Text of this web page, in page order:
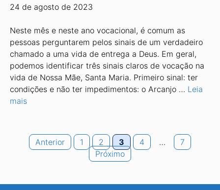
24 de agosto de 2023
Neste mês e neste ano vocacional, é comum as
pessoas perguntarem pelos sinais de um verdadeiro
chamado a uma vida de entrega a Deus. Em geral,
podemos identificar três sinais claros de vocação na
vida de Nossa Mãe, Santa Maria. Primeiro sinal: ter
condições e não ter impedimentos: o Arcanjo … Leia
mais
Anterior Page
1 Page
2 Page
3 Page
4 … Page
7
Próximo